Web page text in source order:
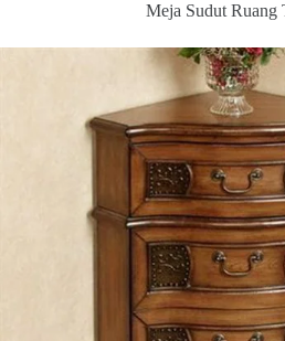
Meja Sudut Ruang